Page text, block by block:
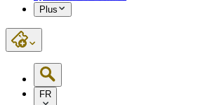
Plus
FR